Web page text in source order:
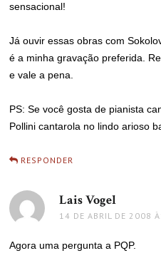
sensacional!
Já ouvir essas obras com
é a minha gravação preferida.
e vale a pena.
PS: Se você gosta de pianista
Pollini cantarola no lindo arioso
RESPONDER
Lais Vogel
14 DE ABRIL DE 2008
Agora uma pergunta a PQP.